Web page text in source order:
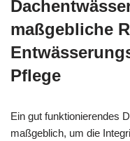
maßgebliche
Pflege
Ein gut funktionierendes
maßgeblich, um die